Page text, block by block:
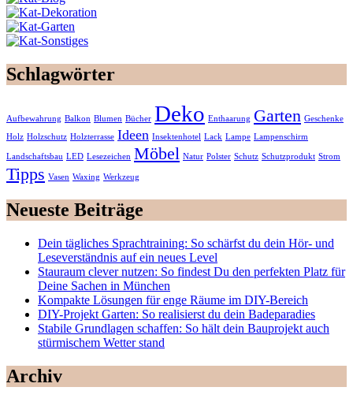
Schlagwörter
Aufbewahrung Balkon Blumen Bücher Deko Enthaarung Garten Geschenke
Holz Holzschutz Holzterrasse Ideen Insektenhotel Lack Lampe Lampenschirm
Landschaftsbau LED Lesezeichen Möbel Natur Polster Schutz Schutzprodukt Strom
Tipps Vasen Waxing Werkzeug
Neueste Beiträge
Dein tägliches Sprachtraining: So schärfst du dein Hör- und
Leseverständnis auf ein neues Level
Stauraum clever nutzen: So findest Du den perfekten Platz für
Deine Sachen in München
Kompakte Lösungen für enge Räume im DIY-Bereich
DIY-Projekt Garten: So realisierst du dein Badeparadies
Stabile Grundlagen schaffen: So hält dein Bauprojekt auch
stürmischem Wetter stand
Archiv